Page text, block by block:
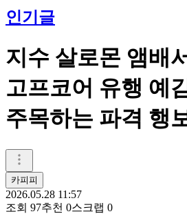
인기글
지수 살로몬 앰배
고프코어 유행 예
주목하는 파격 행
카피피
2026.05.28 11:57
조회 97추천 0스크랩 0